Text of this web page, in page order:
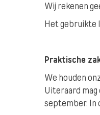
Wij rekenen
Het gebruikte
Praktische
We houden
Uiteraard
september. In